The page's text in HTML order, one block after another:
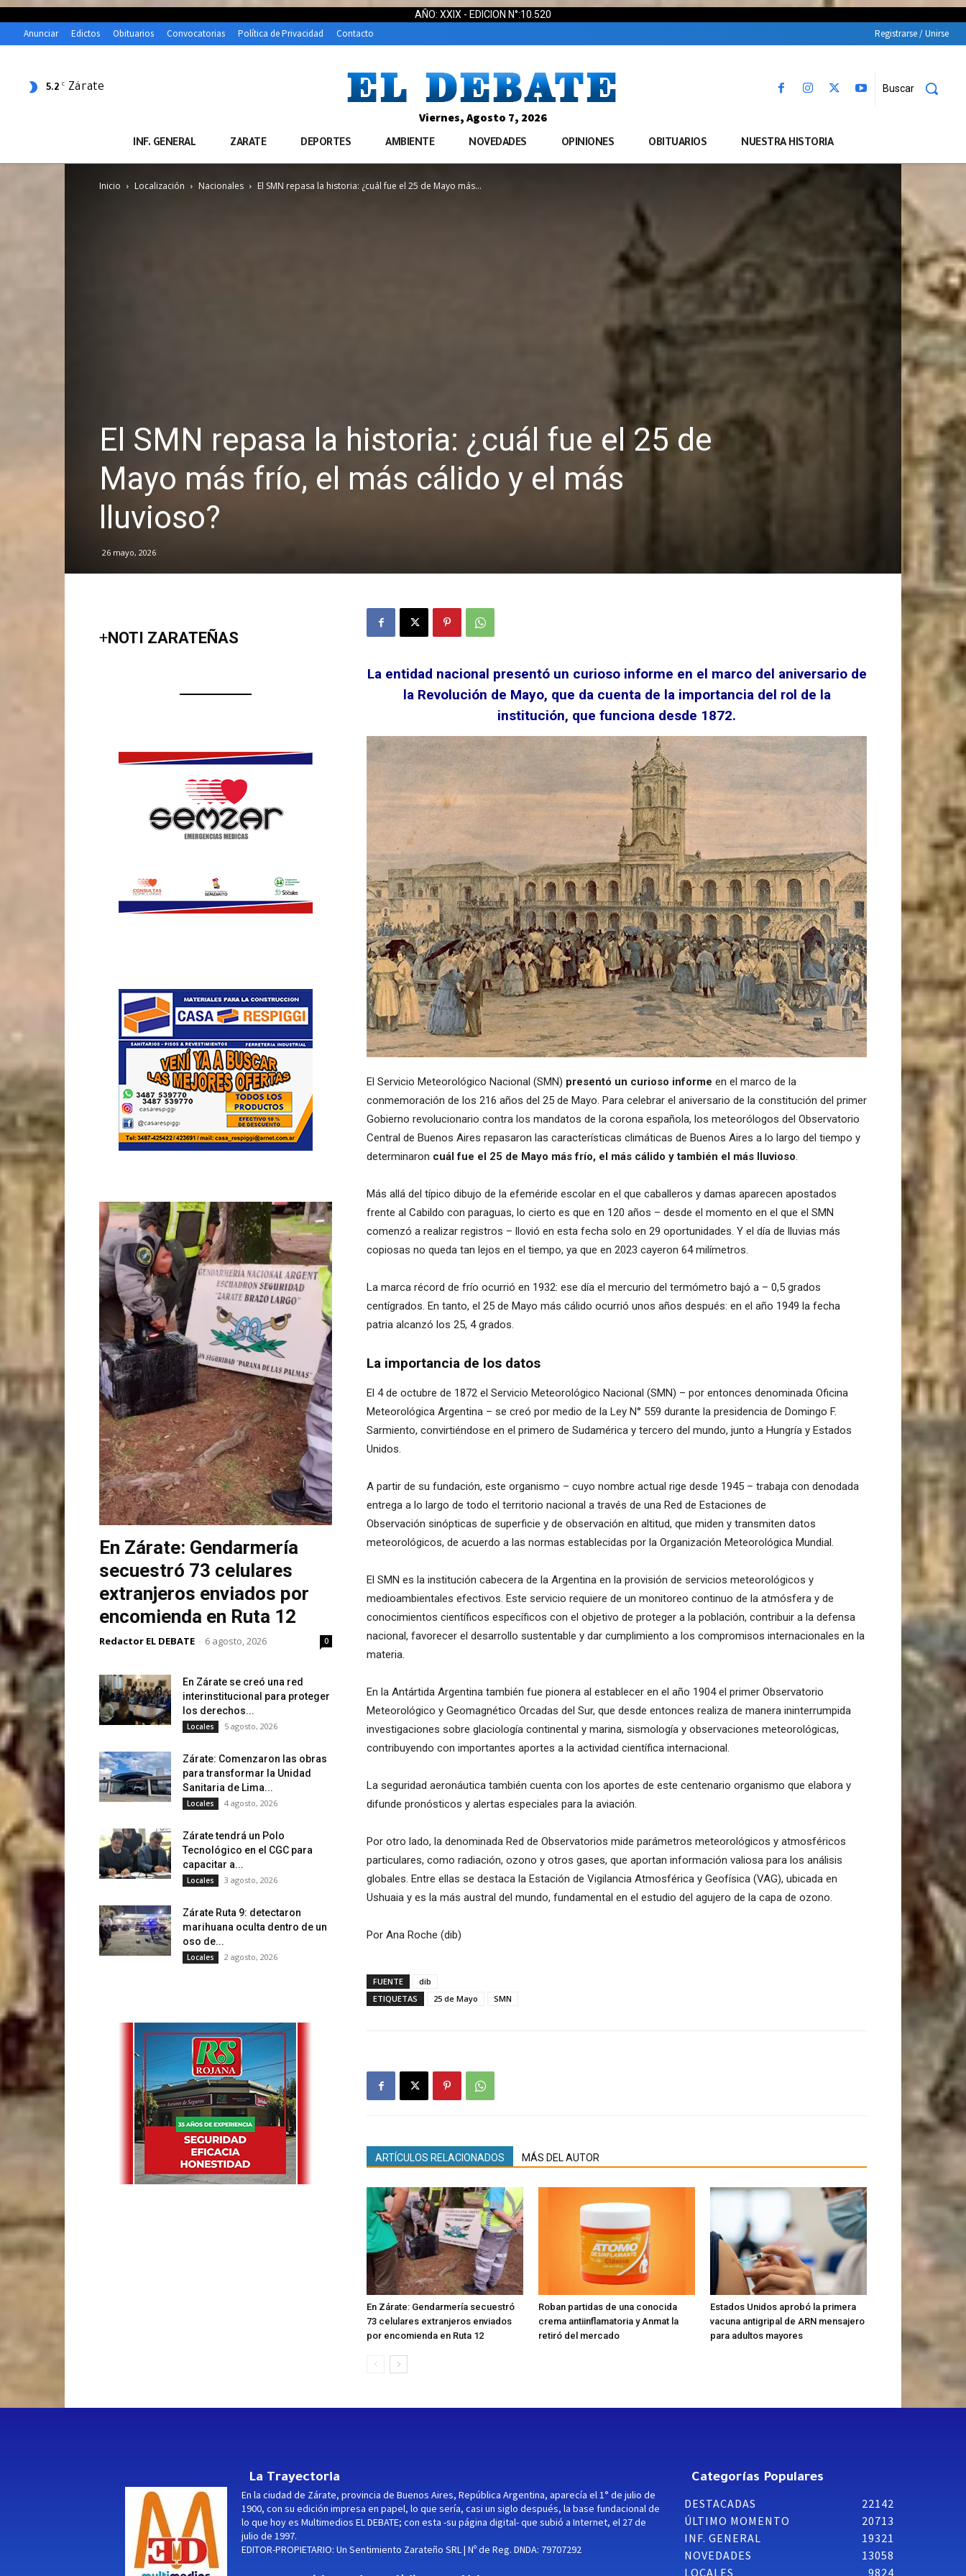
AÑO: XXIX - EDICION N°:10.520
Anunciar Edictos Obituarios Convocatorias Política de Privacidad Contacto Registrarse / Unirse
5.2 C Zárate Buscar
Viernes, Agosto 7, 2026
INF. GENERAL ZARATE DEPORTES AMBIENTE NOVEDADES OPINIONES OBITUARIOS NUESTRA HISTORIA
Inicio Localización Nacionales El SMN repasa la historia: ¿cuál fue el 25 de Mayo más...
El SMN repasa la historia: ¿cuál fue el 25 de
Mayo más frío, el más cálido y el más
lluvioso?
26 mayo, 2026
La entidad nacional presentó un curioso informe en el marco del aniversario de
la Revolución de Mayo, que da cuenta de la importancia del rol de la
institución, que funciona desde 1872.
El Servicio Meteorológico Nacional (SMN) presentó un curioso informe en el marco de la
conmemoración de los 216 años del 25 de Mayo. Para celebrar el aniversario de la constitución del primer
Gobierno revolucionario contra los mandatos de la corona española, los meteorólogos del Observatorio
Central de Buenos Aires repasaron las características climáticas de Buenos Aires a lo largo del tiempo y
determinaron cuál fue el 25 de Mayo más frío, el más cálido y también el más lluvioso.
Más allá del típico dibujo de la efeméride escolar en el que caballeros y damas aparecen apostados
frente al Cabildo con paraguas, lo cierto es que en 120 años – desde el momento en el que el SMN
comenzó a realizar registros – llovió en esta fecha solo en 29 oportunidades. Y el día de lluvias más
copiosas no queda tan lejos en el tiempo, ya que en 2023 cayeron 64 milímetros.
La marca récord de frío ocurrió en 1932: ese día el mercurio del termómetro bajó a – 0,5 grados
centígrados. En tanto, el 25 de Mayo más cálido ocurrió unos años después: en el año 1949 la fecha
patria alcanzó los 25, 4 grados.
La importancia de los datos
El 4 de octubre de 1872 el Servicio Meteorológico Nacional (SMN) – por entonces denominada Oficina
Meteorológica Argentina – se creó por medio de la Ley N° 559 durante la presidencia de Domingo F.
Sarmiento, convirtiéndose en el primero de Sudamérica y tercero del mundo, junto a Hungría y Estados
Unidos.
A partir de su fundación, este organismo – cuyo nombre actual rige desde 1945 – trabaja con denodada
entrega a lo largo de todo el territorio nacional a través de una Red de Estaciones de
Observación sinópticas de superficie y de observación en altitud, que miden y transmiten datos
meteorológicos, de acuerdo a las normas establecidas por la Organización Meteorológica Mundial.
El SMN es la institución cabecera de la Argentina en la provisión de servicios meteorológicos y
medioambientales efectivos. Este servicio requiere de un monitoreo continuo de la atmósfera y de
conocimientos científicos específicos con el objetivo de proteger a la población, contribuir a la defensa
nacional, favorecer el desarrollo sustentable y dar cumplimiento a los compromisos internacionales en la
materia.
En la Antártida Argentina también fue pionera al establecer en el año 1904 el primer Observatorio
Meteorológico y Geomagnético Orcadas del Sur, que desde entonces realiza de manera ininterrumpida
investigaciones sobre glaciología continental y marina, sismología y observaciones meteorológicas,
contribuyendo con importantes aportes a la actividad científica internacional.
La seguridad aeronáutica también cuenta con los aportes de este centenario organismo que elabora y
difunde pronósticos y alertas especiales para la aviación.
Por otro lado, la denominada Red de Observatorios mide parámetros meteorológicos y atmosféricos
particulares, como radiación, ozono y otros gases, que aportan información valiosa para los análisis
globales. Entre ellas se destaca la Estación de Vigilancia Atmosférica y Geofísica (VAG), ubicada en
Ushuaia y es la más austral del mundo, fundamental en el estudio del agujero de la capa de ozono.
Por Ana Roche (dib)
FUENTE
dib
ETIQUETAS
25 de Mayo SMN
ARTÍCULOS RELACIONADOS MÁS DEL AUTOR
En Zárate: Gendarmería secuestró
73 celulares extranjeros enviados
por encomienda en Ruta 12
Roban partidas de una conocida
crema antiinflamatoria y Anmat la
retiró del mercado
Estados Unidos aprobó la primera
vacuna antigripal de ARN mensajero
para adultos mayores
+NOTI ZARATEÑAS
En Zárate: Gendarmería
secuestró 73 celulares
extranjeros enviados por
encomienda en Ruta 12
Redactor EL DEBATE - 6 agosto, 2026 0
En Zárate se creó una red
interinstitucional para proteger
los derechos...
Locales 5 agosto, 2026
Zárate: Comenzaron las obras
para transformar la Unidad
Sanitaria de Lima...
Locales 4 agosto, 2026
Zárate tendrá un Polo
Tecnológico en el CGC para
capacitar a...
Locales 3 agosto, 2026
Zárate Ruta 9: detectaron
marihuana oculta dentro de un
oso de...
Locales 2 agosto, 2026
La Trayectoria
En la ciudad de Zárate, provincia de Buenos Aires, República Argentina, aparecía el 1° de julio de
1900, con su edición impresa en papel, lo que sería, casi un siglo después, la base fundacional de
lo que hoy es Multimedios EL DEBATE; con esta -su página digital- que subió a Internet, el 27 de
julio de 1997.
EDITOR-PROPIETARIO: Un Sentimiento Zarateño SRL | Nº de Reg. DNDA: 79707292
Categorías Populares
DESTACADAS
22142
ÚLTIMO MOMENTO
20713
INF. GENERAL
19321
NOVEDADES
13058
LOCALES
9824